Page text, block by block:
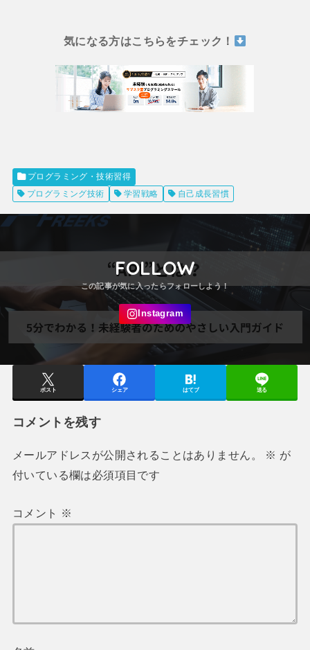
気になる方はこちらをチェック！
プログラミング・技術習得
プログラミング技術
学習戦略 自己成長習慣
FOLLOW
ポスト シェア はてブ 送る
コメントを残す
メールアドレスが公開されることはありません。 ※ が
付いている欄は必須項目です
コメント ※